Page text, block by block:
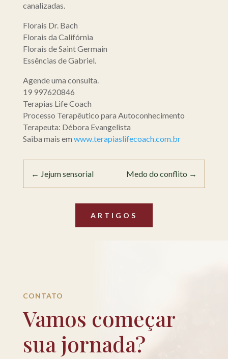
canalizadas.
Florais Dr. Bach
Florais da Califórnia
Florais de Saint Germain
Essências de Gabriel.
Agende uma consulta.
19 997620846
Terapias Life Coach
Processo Terapêutico para Autoconhecimento
Terapeuta: Débora Evangelista
Saiba mais em www.terapiaslifecoach.com.br
← Jejum sensorial Medo do conflito →
ARTIGOS
CONTATO
Vamos começar
sua jornada?